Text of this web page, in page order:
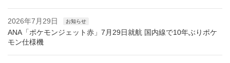
2026年7月29日 お知らせ
ANA「ポケモンジェット赤」7月29日就航 国内線で10年ぶりポケ
モン仕様機